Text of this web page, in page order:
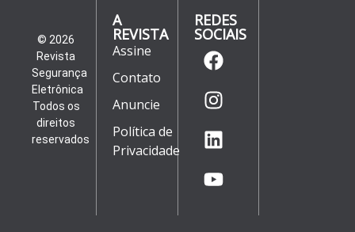
© 2026
Revista
Segurança
Eletrônica
Todos os
direitos
reservados
A
REVISTA
Assine
Contato
Anuncie
Política de
Privacidade
REDES
SOCIAIS